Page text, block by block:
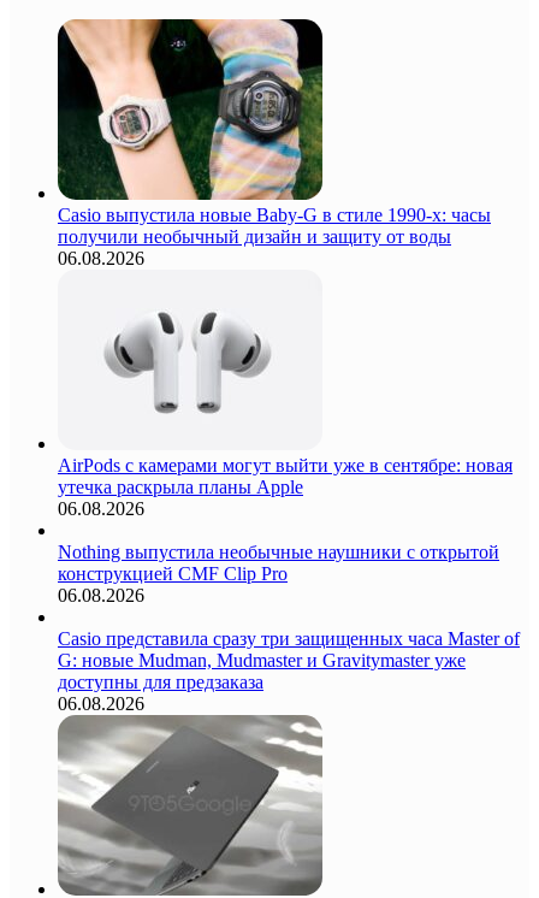
Casio выпустила новые Baby-G в стиле 1990-х: часы
получили необычный дизайн и защиту от воды
06.08.2026
AirPods с камерами могут выйти уже в сентябре: новая
утечка раскрыла планы Apple
06.08.2026
Nothing выпустила необычные наушники с открытой
конструкцией CMF Clip Pro
06.08.2026
Casio представила сразу три защищенных часа Master of
G: новые Mudman, Mudmaster и Gravitymaster уже
доступны для предзаказа
06.08.2026